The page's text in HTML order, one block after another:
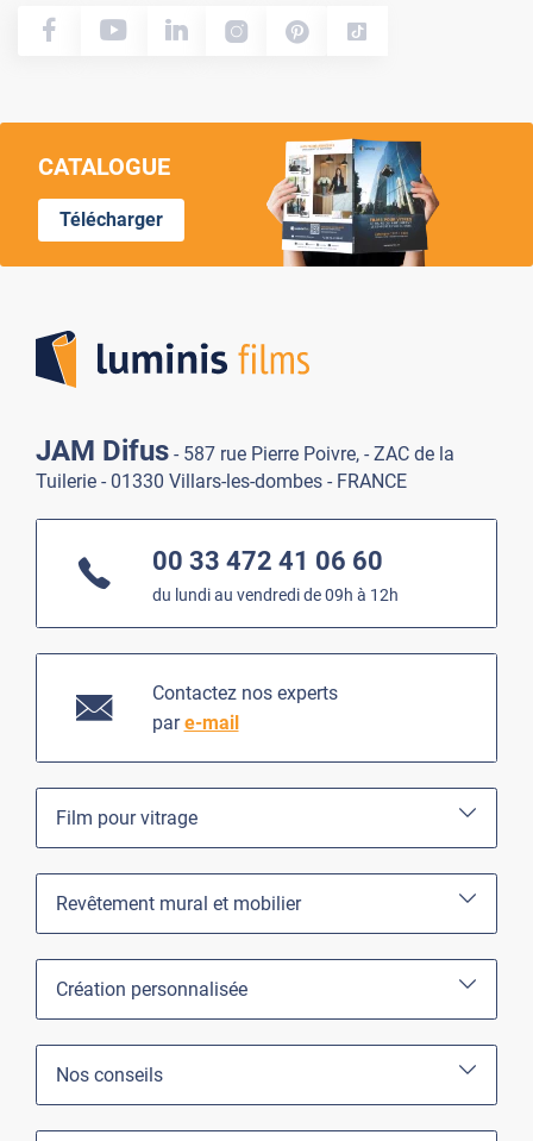
CATALOGUE
Télécharger
JAM Difus - 587 rue Pierre Poivre, - ZAC de la
Tuilerie - 01330 Villars-les-dombes - FRANCE
00 33 472 41 06 60
du lundi au vendredi de 09h à 12h
Contactez nos experts
pare-mail
Film pour vitrage
Revêtement mural et mobilier
Création personnalisée
Nos conseils